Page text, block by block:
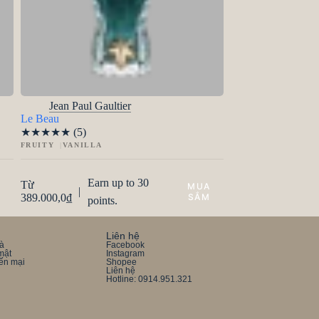
Jean Paul Gaultier
Le Beau
★★★★★ (5)
FRUITY VANILLA
Từ
389.000,0₫
|
Earn up to 30
points.
mại
Liên hệ
Facebook
Instagram
Shopee
Liên hệ
Hotline: 0914.951.321